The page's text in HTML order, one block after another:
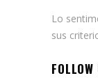
Lo
sus